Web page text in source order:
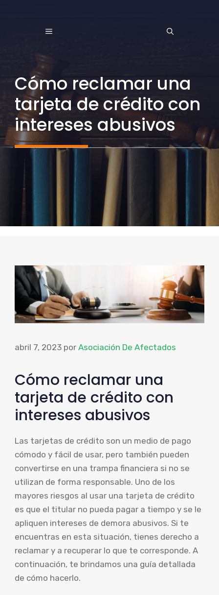
MENÚ
Cómo reclamar una
tarjeta de crédito con
intereses abusivos
abril 7, 2023 por Asociación De Afectados
Cómo reclamar una
tarjeta de crédito con
intereses abusivos
Las tarjetas de crédito son un medio de pago
cómodo y fácil de usar, pero también pueden
convertirse en una trampa financiera si no se
utilizan de forma responsable. Uno de los
mayores riesgos al usar una tarjeta de crédito
es que el titular no pueda pagar a tiempo y se le
apliquen intereses de demora abusivos. Si te
encuentras en esta situación, tienes derecho a
reclamar y a recuperar lo que te corresponde. A
continuación, te brindamos una guía detallada
de cómo hacerlo.